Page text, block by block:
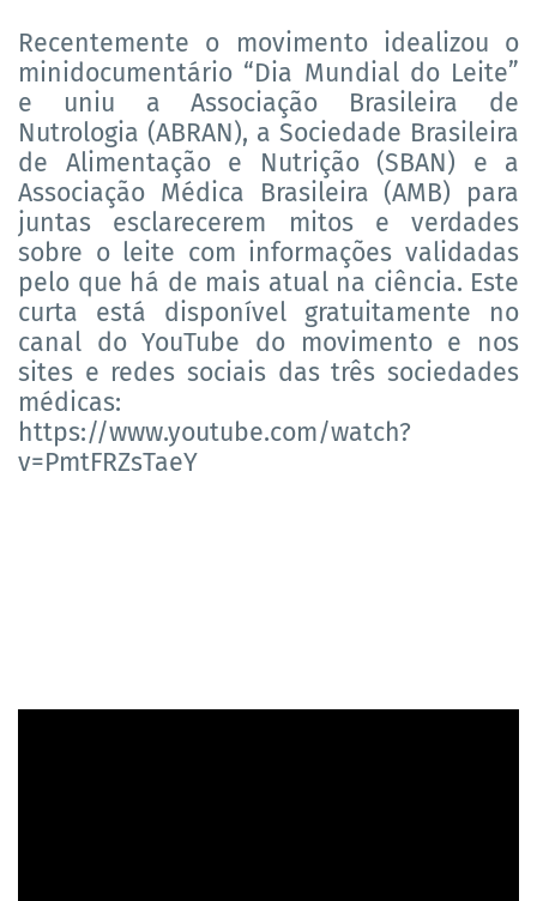
Recentemente o movimento idealizou o
minidocumentário “Dia Mundial do Leite”
e uniu a Associação Brasileira de
Nutrologia (ABRAN), a Sociedade Brasileira
de Alimentação e Nutrição (SBAN) e a
Associação Médica Brasileira (AMB) para
juntas esclarecerem mitos e verdades
sobre o leite com informações validadas
pelo que há de mais atual na ciência. Este
curta está disponível gratuitamente no
canal do YouTube do movimento e nos
sites e redes sociais das três sociedades
médicas:
https://www.youtube.com/watch?
v=PmtFRZsTaeY